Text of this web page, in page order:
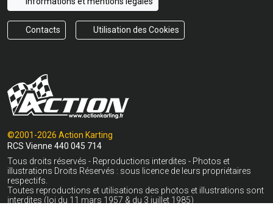
Contacts Utilisation des Cookies
©2001-2026 Action Karting
RCS Vienne 440 045 714
Tous droits réservés - Reproductions interdites - Photos et
illustrations Droits Réservés : sous licence de leurs propriétaires
respectifs.
Toutes reproductions et utilisations des photos et illustrations sont
interdites (loi du 11 mars 1957 & du 3 juillet 1985)